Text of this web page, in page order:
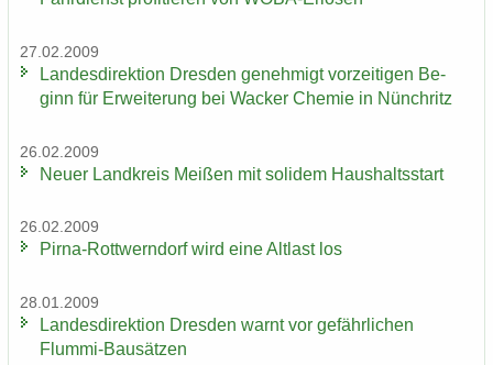
27.02.2009
Lan­des­di­rek­ti­on Dres­den ge­neh­migt vor­zei­ti­gen Be­
ginn für Er­wei­te­rung bei Wa­cker Che­mie in Nün­chritz
26.02.2009
Neuer Land­kreis Mei­ßen mit so­li­dem Haus­halts­start
26.02.2009
Pirna-​Rottwerndorf wird eine Alt­last los
28.01.2009
Lan­des­di­rek­ti­on Dres­den warnt vor ge­fähr­li­chen
Flummi-​Bausätzen